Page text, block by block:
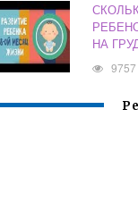
НА
9757